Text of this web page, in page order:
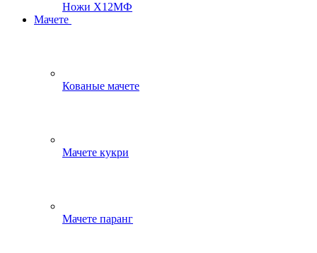
Ножи Х12МФ
Мачете
Кованые мачете
Мачете кукри
Мачете паранг